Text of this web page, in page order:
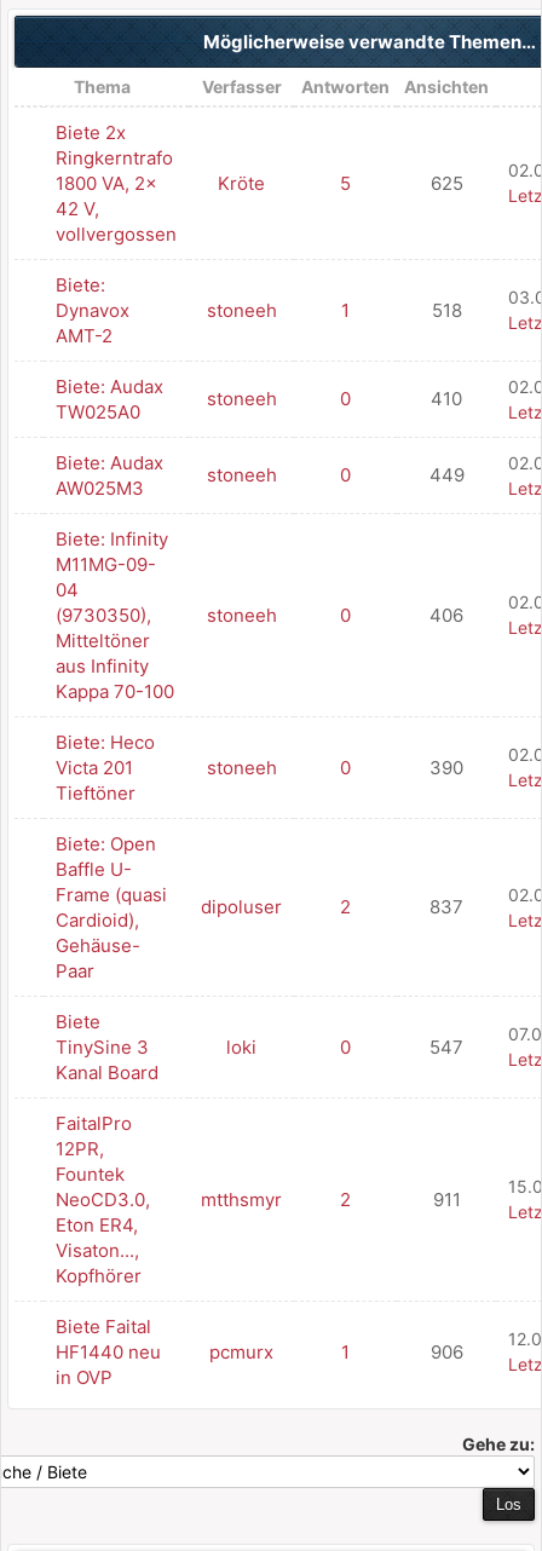
Möglicherweise verwandte Themen…
Thema Verfasser Antworten Ansichten
Biete 2x
Ringkerntrafo
1800 VA, 2x
42 V,
vollvergossen
Kröte 5 625
Biete:
Dynavox
AMT-2
stoneeh 1 518
Biete: Audax
TW025A0
stoneeh 0 410
Biete: Audax
AW025M3
stoneeh 0 449
Biete: Infinity
M11MG-09-
04
(9730350),
Mitteltöner
aus Infinity
Kappa 70-100
stoneeh 0 406
Biete: Heco
Victa 201
Tieftöner
stoneeh 0 390
Biete: Open
Baffle U-
Frame (quasi
Cardioid),
Gehäuse-
Paar
dipoluser 2 837
Biete
TinySine 3
Kanal Board
loki 0 547
FaitalPro
12PR,
Fountek
NeoCD3.0,
Eton ER4,
Visaton...,
Kopfhörer
mtthsmyr 2 911
Biete Faital
HF1440 neu
in OVP
pcmurx 1 906
Gehe zu: